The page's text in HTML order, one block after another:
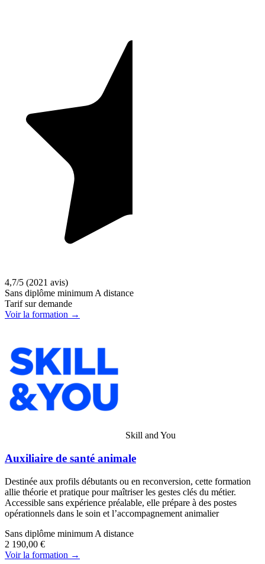
4,7/5 (2021 avis)
Sans diplôme minimumA distance
Tarif sur demande
Voir la formation →
Skill and You
Auxiliaire de santé animale
Destinée aux profils débutants ou en reconversion, cette formation
allie théorie et pratique pour maîtriser les gestes clés du métier.
Accessible sans expérience préalable, elle prépare à des postes
opérationnels dans le soin et l’accompagnement animalier
Sans diplôme minimum A distance
2 190,00 €
Voir la formation →